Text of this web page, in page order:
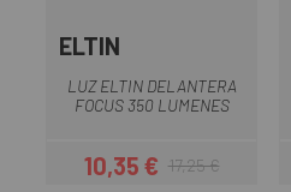
ELTIN
LUZ ELTIN DELANTERA
FOCUS 350 LUMENES
Precio
10,35 €Precio regular
17,25 €